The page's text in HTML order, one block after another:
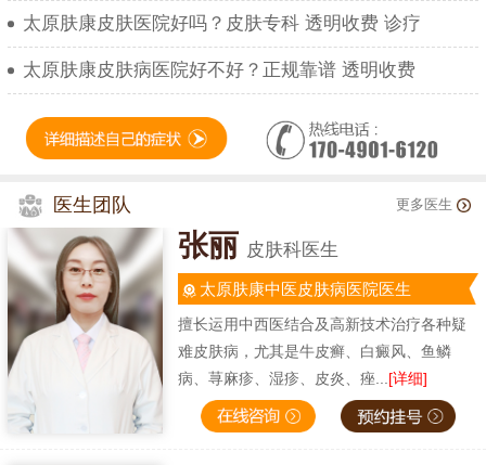
太原肤康皮肤医院好吗？皮肤专科 透明收费 诊疗
太原肤康皮肤病医院好不好？正规靠谱 透明收费
医生团队 更多医生
张丽 皮肤科医生
太原肤康中医皮肤病医院医生
擅长运用中西医结合及高新技术治疗各种疑
难皮肤病，尤其是牛皮癣、白癜风、鱼鳞
病、荨麻疹、湿疹、皮炎、痤... [详细]